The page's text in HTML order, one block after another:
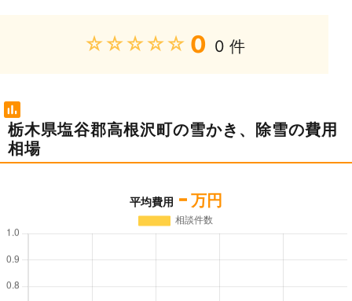
★★★★★ 0 0 件
栃木県塩谷郡高根沢町の雪かき、除雪の費用
相場
平均費用 - 万円